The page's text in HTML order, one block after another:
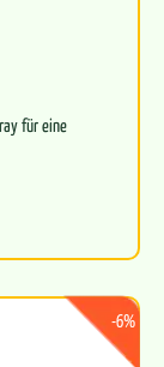
für eine
-6%